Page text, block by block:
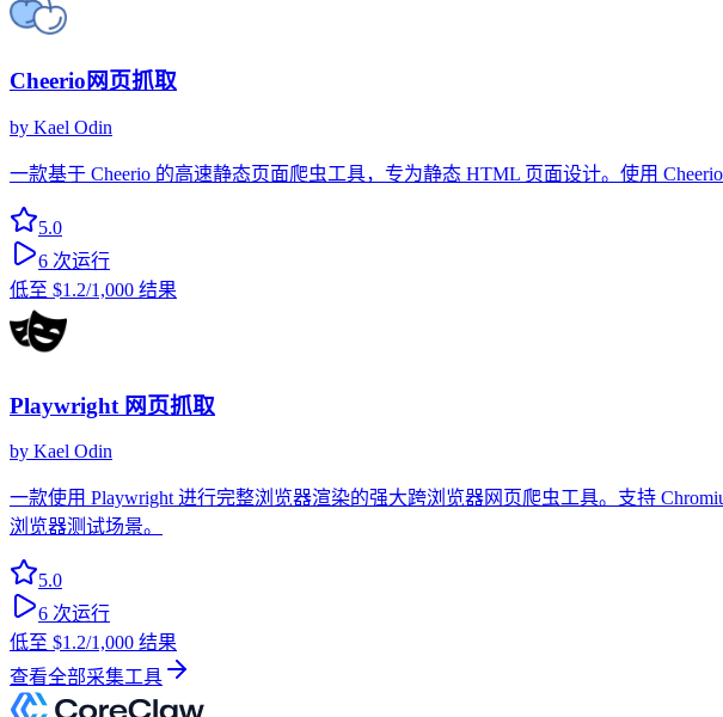
Cheerio网页抓取
by Kael Odin
一款基于 Cheerio 的高速静态页面爬虫工具，专为静态 HTML 页面设计。使用
5.0
6 次运行
低至 $1.2/1,000 结果
Playwright 网页抓取
by Kael Odin
一款使用 Playwright 进行完整浏览器渲染的强大跨浏览器网页爬虫工具。支持
浏览器测试场景。
5.0
6 次运行
低至 $1.2/1,000 结果
查看全部采集工具